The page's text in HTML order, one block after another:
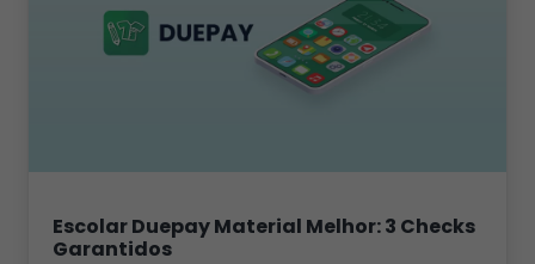
Escolar Duepay Material Melhor: 3 Checks
Garantidos